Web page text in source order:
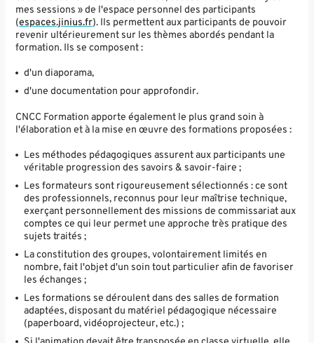
mes sessions » de l'espace personnel des participants
(espaces.jinius.fr). Ils permettent aux participants de pouvoir
revenir ultérieurement sur les thèmes abordés pendant la
formation. Ils se composent :
d'un diaporama,
d'une documentation pour approfondir.
CNCC Formation apporte également le plus grand soin à
l'élaboration et à la mise en œuvre des formations proposées :
Les méthodes pédagogiques assurent aux participants une
véritable progression des savoirs & savoir-faire ;
Les formateurs sont rigoureusement sélectionnés : ce sont
des professionnels, reconnus pour leur maîtrise technique,
exerçant personnellement des missions de commissariat aux
comptes ce qui leur permet une approche très pratique des
sujets traités ;
La constitution des groupes, volontairement limités en
nombre, fait l'objet d'un soin tout particulier afin de favoriser
les échanges ;
Les formations se déroulent dans des salles de formation
adaptées, disposant du matériel pédagogique nécessaire
(paperboard, vidéoprojecteur, etc.) ;